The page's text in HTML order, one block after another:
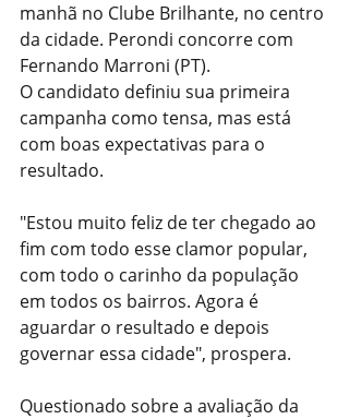
manhã no Clube Brilhante, no centro
da cidade. Perondi concorre com
Fernando Marroni (PT).
O candidato definiu sua primeira
campanha como tensa, mas está
com boas expectativas para o
resultado.
"Estou muito feliz de ter chegado ao
fim com todo esse clamor popular,
com todo o carinho da população
em todos os bairros. Agora é
aguardar o resultado e depois
governar essa cidade", prospera.
Questionado sobre a avaliação da